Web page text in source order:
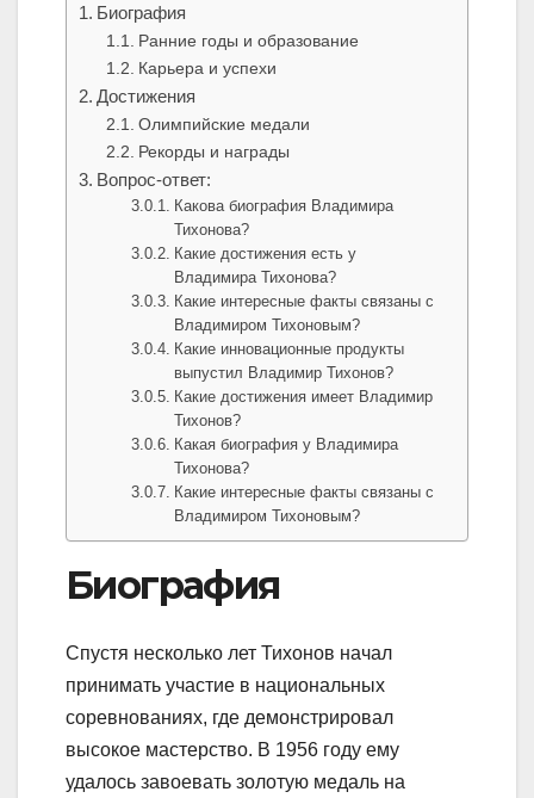
Биография
Ранние годы и образование
Карьера и успехи
Достижения
Олимпийские медали
Рекорды и награды
Вопрос-ответ:
Какова биография Владимира
Тихонова?
Какие достижения есть у
Владимира Тихонова?
Какие интересные факты связаны с
Владимиром Тихоновым?
Какие инновационные продукты
выпустил Владимир Тихонов?
Какие достижения имеет Владимир
Тихонов?
Какая биография у Владимира
Тихонова?
Какие интересные факты связаны с
Владимиром Тихоновым?
Биография
Спустя несколько лет Тихонов начал
принимать участие в национальных
соревнованиях, где демонстрировал
высокое мастерство. В 1956 году ему
удалось завоевать золотую медаль на